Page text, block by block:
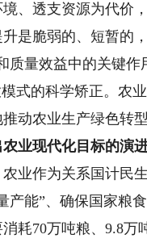
、透支资源为代价
是脆弱的、短暂的
质量效益中的关键
式的科学矫正。农
动农业生产绿色转型
现代化目标的演进
作为关系国计民
产能”、确保国家粮
耗70万吨粮、9.8